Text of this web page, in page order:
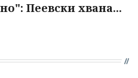
Пеевски хвана...